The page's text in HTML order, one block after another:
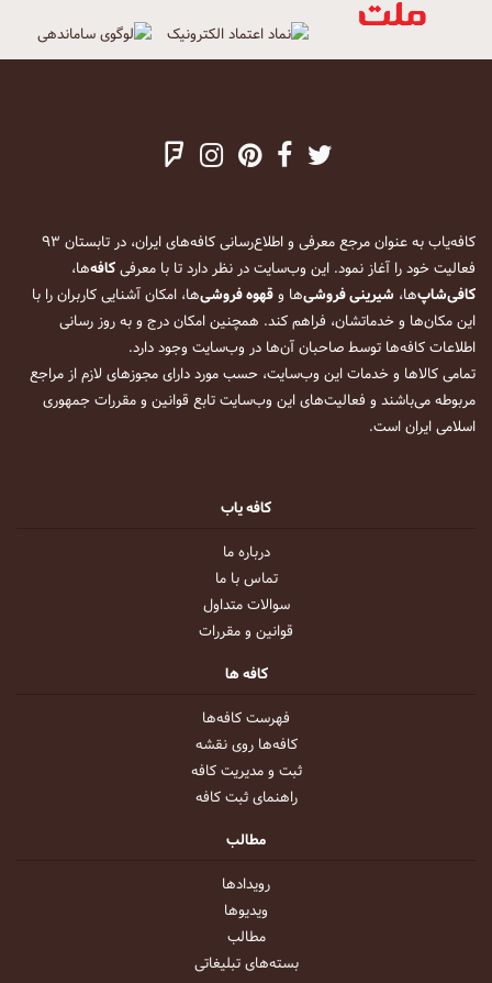
کافه‌یاب به عنوان مرجع معرفی و اطلاع‌رسانی کافه‌های ایران، در تابستان ۹۳
فعالیت خود را آغاز نمود. این وب‌سایت در نظر دارد تا با معرفیکافه‌ها،
کافی‌شاپ‌ها، شیرینی فروشی‌ها وقهوه فروشی‌ها، امکان آشنایی کاربران را با
این مکان‌ها و خدماتشان، فراهم کند. همچنین امکان درج و به روز رسانی
اطلاعات کافه‌ها توسط صاحبان آن‌ها در وب‌سایت وجود دارد.
تمامی کالاها و خدمات این وب‌سایت، حسب مورد دارای مجوزهای لازم از مراجع
مربوطه می‌باشند و فعالیت‌های این وب‌سایت تابع قوانین و مقررات جمهوری
اسلامی ایران است.
کافه یاب
درباره ما
تماس با ما
سوالات متداول
قوانین و مقررات
کافه ها
فهرست کافه‌ها
کافه‌ها روی نقشه
ثبت و مدیریت کافه
راهنمای ثبت کافه
مطالب
رویداد‌ها
ویدیو‌ها
مطالب
بسته‌های تبلیغاتی